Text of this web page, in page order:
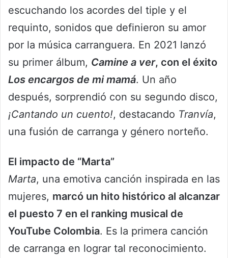
escuchando los acordes del tiple y el
requinto, sonidos que definieron su amor
por la música carranguera. En 2021 lanzó
su primer álbum, Camine a ver, con el éxito
Los encargos de mi mamá. Un año
después, sorprendió con su segundo disco,
¡Cantando un cuento!, destacando Tranvía,
una fusión de carranga y género norteño.
El impacto de “Marta”
Marta, una emotiva canción inspirada en las
mujeres, marcó un hito histórico al alcanzar
el puesto 7 en el ranking musical de
YouTube Colombia. Es la primera canción
de carranga en lograr tal reconocimiento.